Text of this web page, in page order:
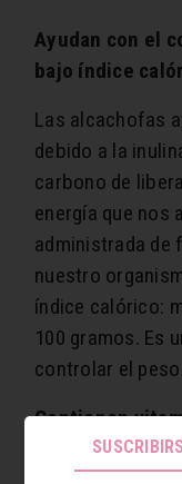
Ayudan con el
bajo índice
Las alcachofas
debido a la
carbono de
energía que nos
administrada de
nuestro
índice calórico:
100 gramos. Es
controlar el peso.
Contienen
para el